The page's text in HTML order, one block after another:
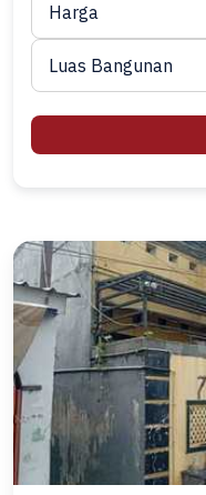
Harga
Luas Bangunan